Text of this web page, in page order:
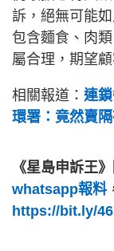
訴，絕無可能
包含麵食、肉
屬合理，期望
相關報道： 連
環署：竟然賣
《星島申訴王
whatsapp報料
https://bit.ly/